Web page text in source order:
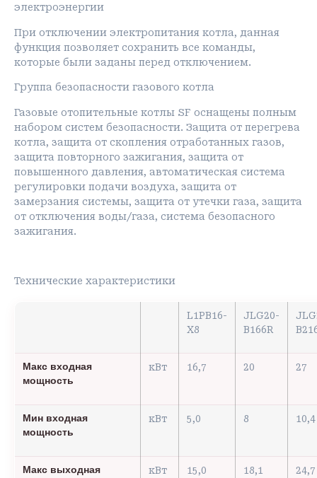
электроэнергии
При отключении электропитания котла, данная
функция позволяет сохранить все команды,
которые были заданы перед отключением.
Группа безопасности газового котла
Газовые отопительные котлы SF оснащены полным
набором систем безопасности. Защита от перегрева
котла, защита от скопления отработанных газов,
защита повторного зажигания, защита от
повышенного давления, автоматическая система
регулировки подачи воздуха, защита от
замерзания системы, защита от утечки газа, защита
от отключения воды/газа, система безопасного
зажигания.
Технические характеристики
L1PB16-
X8
JLG20-
B166R
Макс входная
мощность
кВт 16,7 20 27
Мин входная
мощность
кВт 5,0 8 10,4
Макс выходная
кВт 15,0 18,1 24,7